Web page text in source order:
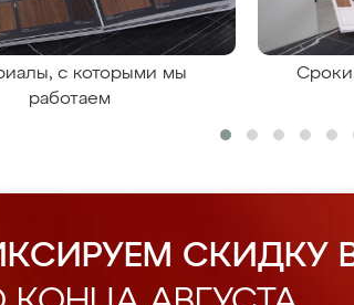
с которыми мы
работаем
Сроки
СКИДКУ